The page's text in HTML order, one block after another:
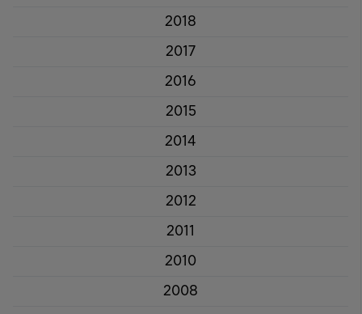
2018
2017
2016
2015
2014
2013
2012
2011
2010
2008